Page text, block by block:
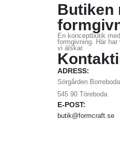
Butiken
En konceptbutik
formgivning. Här
vi älskar.
ADRESS:
Sörgården
545 90 Töreboda
E-POST:
butik@formcraft.se